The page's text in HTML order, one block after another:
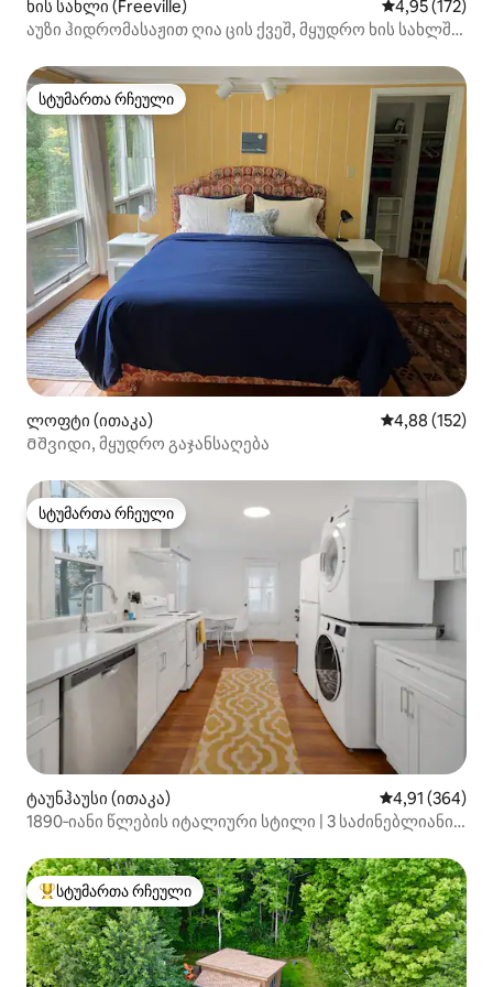
ხის სახლი (Freeville) საშუალო
4,95 (172)
აუზი ჰიდრომასაჟით ღია ცის ქვეშ, მყუდრო ხის სახლში,
სტუმართა რჩეული
სტუმართა რჩეული
ლოფტი (ითაკა) საშუალო
4,88 (152)
Მშვიდი, მყუდრო გაჯანსაღება
სტუმართა რჩეული
სტუმართა რჩეული
ტაუნჰაუსი (ითაკა) საშუალო
4,91 (364)
1890‑იანი წლების იტალიური სტილი | 3 საძინებლიანი
სტუმართა რჩეული მოწინავე ვარიანტი
სტუმართა რჩეული